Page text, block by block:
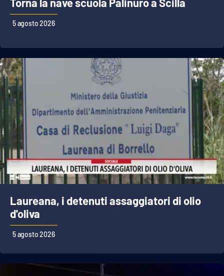
5 agosto 2026
Laureana, i detenuti assaggiatori di olio
d'oliva
5 agosto 2026